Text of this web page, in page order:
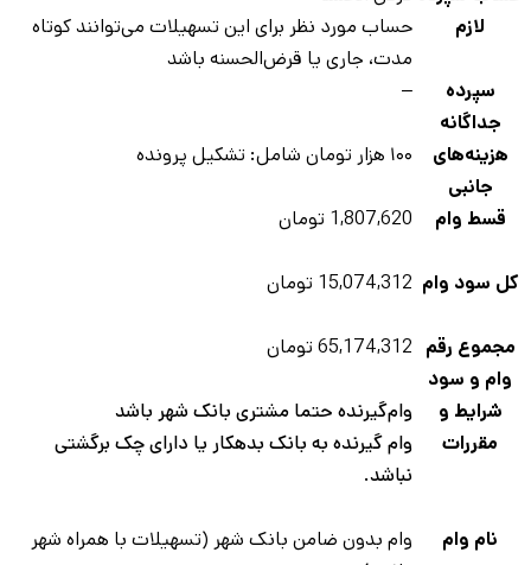
لازم
حساب مورد نظر برای این تسهیلات می‌توانند کوتاه‌
مدت، جاری یا قرض‌الحسنه باشد
سپرده
جداگانه
هزینه‌های
جانبی
۱۰۰ هزار تومان شامل: تشکیل پرونده
قسط وام 1,807,620 تومان
سود وام 15,074,312 تومان
مجموع رقم
وام و سود
65,174,312 تومان
شرایط و
مقررات
وام‌گیرنده حتما مشتری بانک شهر باشد
وام گیرنده به بانک بدهکار یا دارای چک برگشتی
نباشد.
نام وام
وام بدون ضامن بانک شهر (تسهیلات با همراه شهر